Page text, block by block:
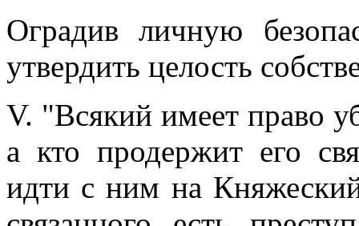
Оградив личную
утвердить целость
V. "Всякий имеет право
а кто продержит его
идти с ним на